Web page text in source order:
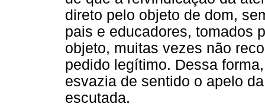
direto pelo objeto de dom,
pais e educadores, tomados
objeto, muitas vezes não
pedido legítimo. Dessa
esvazia de sentido o apelo
escutada.